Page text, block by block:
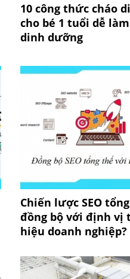
10 công thức cháo
cho bé 1 tuổi dễ
dinh dưỡng
Chiến lược SEO
đồng bộ với định vị
hiệu doanh nghiệp?